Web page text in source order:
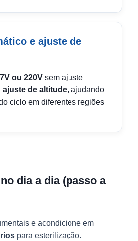
e ajuste de
ou 220V sem ajuste
ajuste de altitude, ajudando
ciclo em diferentes regiões
dia a dia (passo a
e acondicione em
para esterilização.